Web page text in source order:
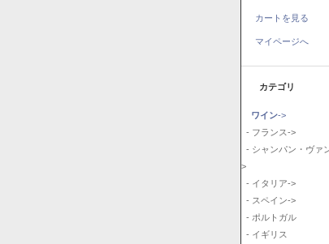
カートを見る
マイページへ
カテゴリ
ワイン->
- フランス->
- シャンパン・ヴァ
>
- イタリア->
- スペイン->
- ポルトガル
- イギリス